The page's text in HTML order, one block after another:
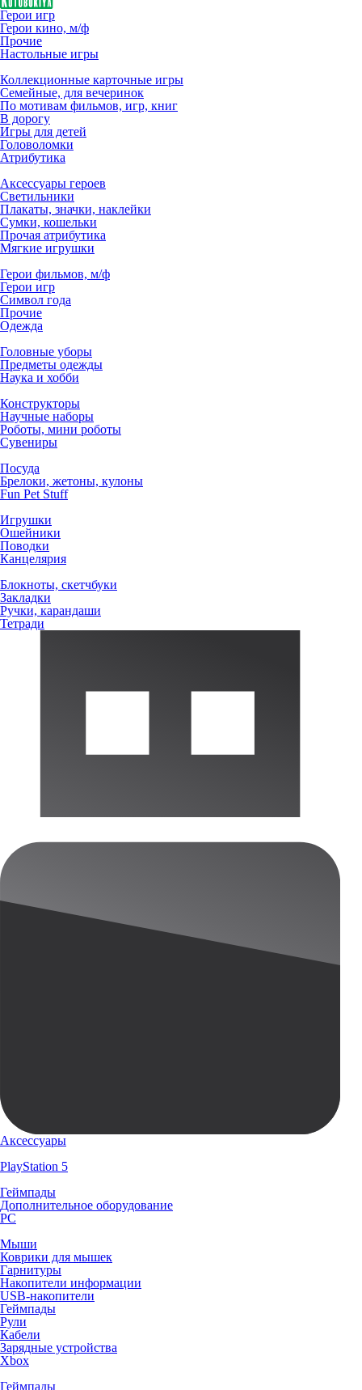
Герои игр
Герои кино, м/ф
Прочие
Настольные игры
Коллекционные карточные игры
Семейные, для вечеринок
По мотивам фильмов, игр, книг
В дорогу
Игры для детей
Головоломки
Атрибутика
Аксессуары героев
Светильники
Плакаты, значки, наклейки
Сумки, кошельки
Прочая атрибутика
Мягкие игрушки
Герои фильмов, м/ф
Герои игр
Символ года
Прочие
Одежда
Головные уборы
Предметы одежды
Наука и хобби
Конструкторы
Научные наборы
Роботы, мини роботы
Сувениры
Посуда
Брелоки, жетоны, кулоны
Fun Pet Stuff
Игрушки
Ошейники
Поводки
Канцелярия
Блокноты, скетчбуки
Закладки
Ручки, карандаши
Тетради
Аксессуары
PlayStation 5
Геймпады
Дополнительное оборудование
PC
Мыши
Коврики для мышек
Гарнитуры
Накопители информации
USB-накопители
Геймпады
Рули
Кабели
Зарядные устройства
Xbox
Геймпады